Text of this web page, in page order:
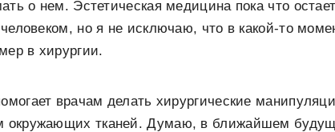
о нем. Эстетическая медицина пока что
но я не исключаю, что в какой-то
в хирургии.
врачам делать хирургические
окружающих тканей. Думаю, в ближайшем